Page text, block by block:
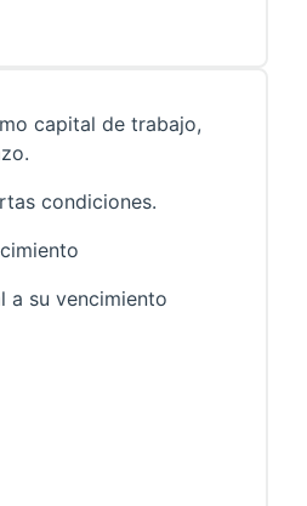
capital de trabajo,
condiciones.
a su vencimiento